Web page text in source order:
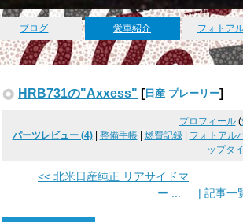
ブログ 愛車紹介 フォトア
HRB731の"Axxess" [ 日産 プレーリー]
プロフィール(
パーツレビュー (4)| 整備手帳| 燃費記録| フォトアル
ップタ
<< 北米日産純正 リアサイドマ
ー ...
| 記事一